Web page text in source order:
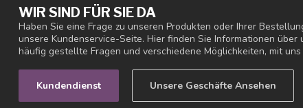
WIR SIND FÜR SIE DA
Haben Sie eine Frage zu unseren Produkten oder Ihrer
unsere Kundenservice-Seite. Hier finden Sie Informationen
häufig gestellte Fragen und verschiedene Möglichkeiten, mit
Kundendienst Unsere Geschäfte Ansehen